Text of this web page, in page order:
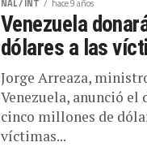
Jorge Arreaza,
Venezuela, anunció el
cinco millones de
víctimas...